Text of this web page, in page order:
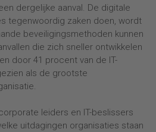
dergelijke aanval. De digitale
tegenwoordig zaken doen, wordt
beveiligingsmethoden kunnen
die zich sneller ontwikkelen
door 41 procent van de IT-
als de grootste
leiders en IT-beslissers
uitdagingen organisaties staan